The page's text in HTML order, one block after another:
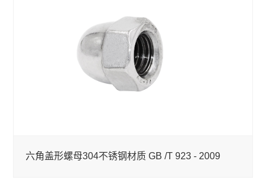
六角盖形螺母304不锈钢材质 GB /T 923 - 2009